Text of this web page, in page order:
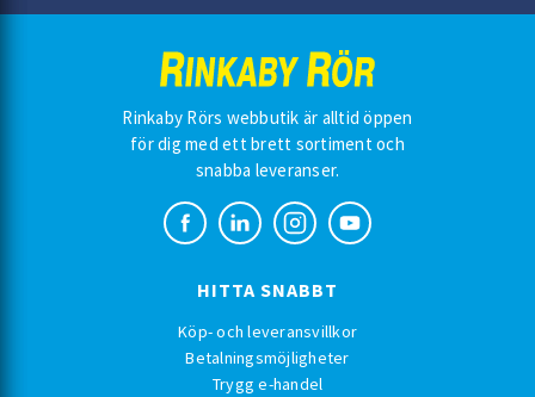
Rinkaby Rörs webbutik är alltid öppen
för dig med ett brett sortiment och
snabba leveranser.
HITTA SNABBT
Köp- och leveransvillkor
Betalningsmöjligheter
Trygg e-handel